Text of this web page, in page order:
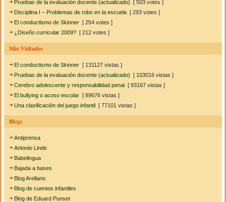
Pruebas de la evaluación docente (actualizado)
[ 503 votes ]
Disciplina I – Problemas de robo en la escuela [ 293 votes ]
El conductismo de Skinner [ 254 votes ]
¿Diseño curricular 2009? [ 212 votes ]
Más Visitados
El conductismo de Skinner [ 131127 vistas ]
Pruebas de la evaluación docente (actualizado) [ 103016 vistas ]
Cerebro adolescente y responsabilidad penal [ 93167 vistas ]
El bullying o acoso escolar [ 89676 vistas ]
Una clasificación del juego infantil [ 77101 vistas ]
Blogs
Antiprensa
Antonio Linde
Babelingua
Bajada a bases
Blog Arellano
Blog de cuentos infantiles
Blog de Eduard Punset